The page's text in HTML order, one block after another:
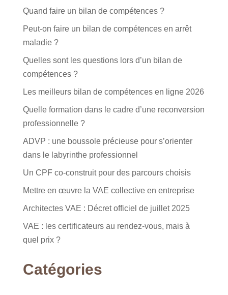
Quand faire un bilan de compétences ?
Peut-on faire un bilan de compétences en arrêt
maladie ?
Quelles sont les questions lors d’un bilan de
compétences ?
Les meilleurs bilan de compétences en ligne 2026
Quelle formation dans le cadre d’une reconversion
professionnelle ?
ADVP : une boussole précieuse pour s’orienter
dans le labyrinthe professionnel
Un CPF co-construit pour des parcours choisis
Mettre en œuvre la VAE collective en entreprise
Architectes VAE : Décret officiel de juillet 2025
VAE : les certificateurs au rendez-vous, mais à
quel prix ?
Catégories